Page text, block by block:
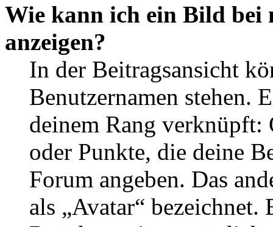
Wie kann ich ein Bild bei
anzeigen?
In der Beitragsansicht
Benutzernamen stehen.
deinem Rang verknüpft:
oder Punkte, die deine
Forum angeben. Das
als „Avatar“